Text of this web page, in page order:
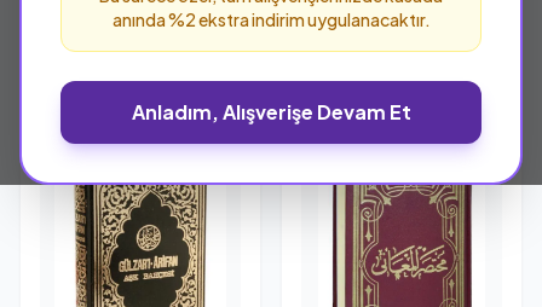
anında %2 ekstra indirim uygulanacaktır.
Anladım, Alışverişe Devam Et
sipariş verebilirsiniz.